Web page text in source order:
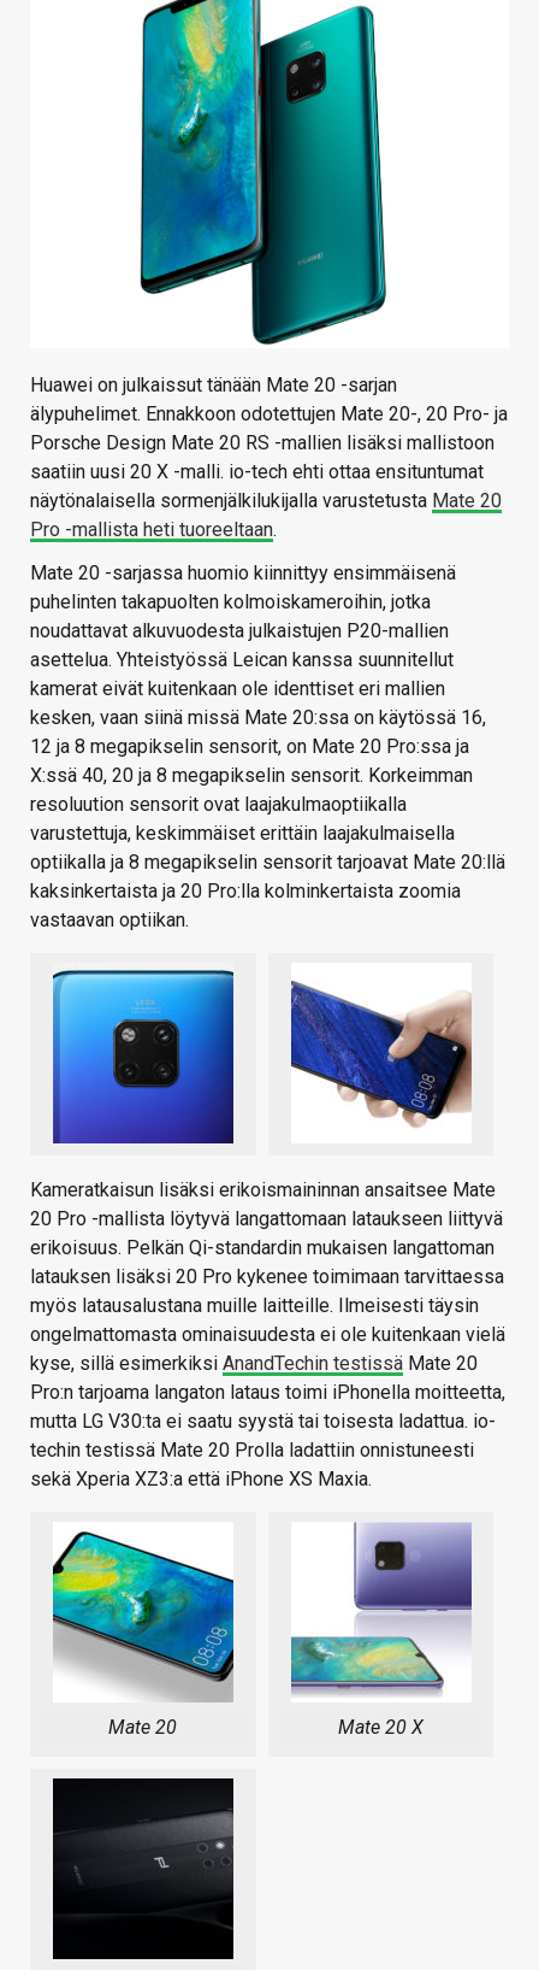
Huawei on julkaissut tänään Mate 20 -sarjan
älypuhelimet. Ennakkoon odotettujen Mate 20-, 20 Pro- ja
Porsche Design Mate 20 RS -mallien lisäksi mallistoon
saatiin uusi 20 X -malli. io-tech ehti ottaa ensituntumat
näytönalaisella sormenjälkilukijalla varustetusta Mate 20
Pro -mallista heti tuoreeltaan.
Mate 20 -sarjassa huomio kiinnittyy ensimmäisenä
puhelinten takapuolten kolmoiskameroihin, jotka
noudattavat alkuvuodesta julkaistujen P20-mallien
asettelua. Yhteistyössä Leican kanssa suunnitellut
kamerat eivät kuitenkaan ole identtiset eri mallien
kesken, vaan siinä missä Mate 20:ssa on käytössä 16,
12 ja 8 megapikselin sensorit, on Mate 20 Pro:ssa ja
X:ssä 40, 20 ja 8 megapikselin sensorit. Korkeimman
resoluution sensorit ovat laajakulmaoptiikalla
varustettuja, keskimmäiset erittäin laajakulmaisella
optiikalla ja 8 megapikselin sensorit tarjoavat Mate 20:llä
kaksinkertaista ja 20 Pro:lla kolminkertaista zoomia
vastaavan optiikan.
Kameratkaisun lisäksi erikoismaininnan ansaitsee Mate
20 Pro -mallista löytyvä langattomaan lataukseen liittyvä
erikoisuus. Pelkän Qi-standardin mukaisen langattoman
latauksen lisäksi 20 Pro kykenee toimimaan tarvittaessa
myös latausalustana muille laitteille. Ilmeisesti täysin
ongelmattomasta ominaisuudesta ei ole kuitenkaan vielä
kyse, sillä esimerkiksi AnandTechin testissä Mate 20
Pro:n tarjoama langaton lataus toimi iPhonella moitteetta,
mutta LG V30:ta ei saatu syystä tai toisesta ladattua. io-
techin testissä Mate 20 Prolla ladattiin onnistuneesti
sekä Xperia XZ3:a että iPhone XS Maxia.
Mate 20 Mate 20 X